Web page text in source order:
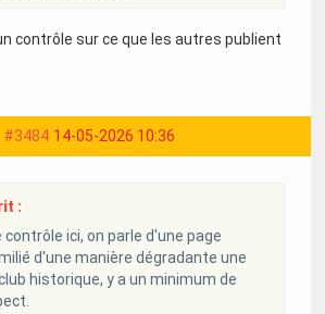
contrôle sur ce que les autres publient
#3484 14-05-2026 10:36
:
contrôle ici, on parle d'une page
d'une manière dégradante une
historique, y a un minimum de